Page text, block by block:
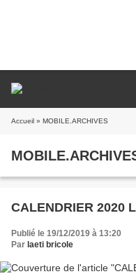
Accueil » MOBILE.ARCHIVES
CALENDRIER 2020
Publié le 19/12/2019 à 13:20
Par laeti bricole